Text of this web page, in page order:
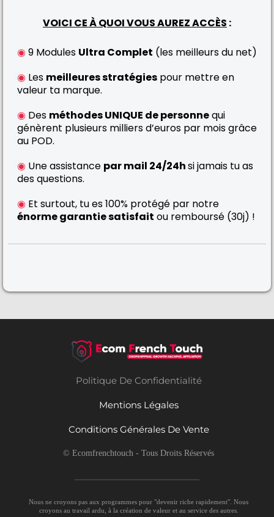
VOICI CE À QUOI VOUS AUREZ ACCÈS :
◉ 9 Modules Ultra Complet (les meilleurs du net)
◉ Les meilleures stratégies pour mettre en
valeur ta marque.
◉ Des méthodes UNIQUE de personnequi
génèrent plusieurs milliers d’euros par mois grâce
au POD.
◉ Une assistance par mail 24/24hsi jamais tu as
des questions.
◉ Et surtout, tu es 100% protégé par notre
énorme garantie satisfait ou remboursé (30j) !
Politique De Confidentialité
Mentions Légales
Conditions Générales De Vente
© Ecomfrenchtouch - Tous Droits Réservés
Nous ne croyons pas aux programmes pour "devenir riche rapidement". Nous
croyons au travail ardu, à la création de valeur et au service des autres.